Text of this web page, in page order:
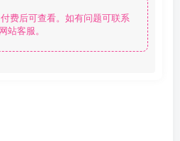
费后可查看。如有问题可联系
网站客服。